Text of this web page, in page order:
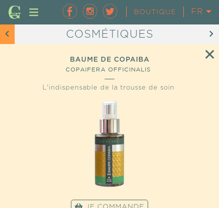
BOUTIQUE FR
EN
COSMÉTIQUES
BAUME DE COPAIBA
COPAIFERA OFFICINALIS
L'indispensable de la trousse de soin